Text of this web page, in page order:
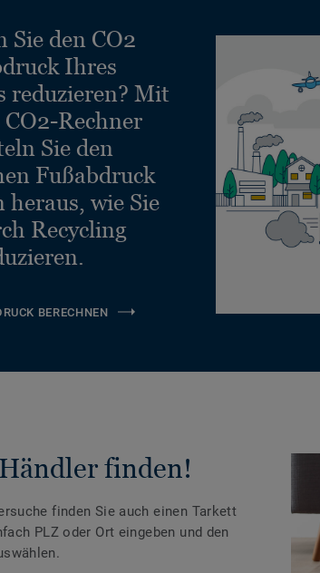
Sie den CO2
Ihres
reduzieren? Mit
Rechner
Sie den
Fußabdruck
wie Sie
Recycling
BERECHNEN
finden!
finden Sie auch einen Tarkett
PLZ oder Ort eingeben und den